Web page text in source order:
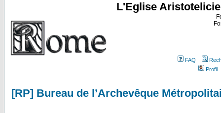
L'Eglise
FAQ
Profil
[RP] Bureau de l’Archevêque